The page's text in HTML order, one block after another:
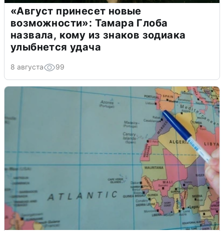
«Август принесет новые
возможности»: Тамара Глоба
назвала, кому из знаков зодиака
улыбнется удача
8 августа 99